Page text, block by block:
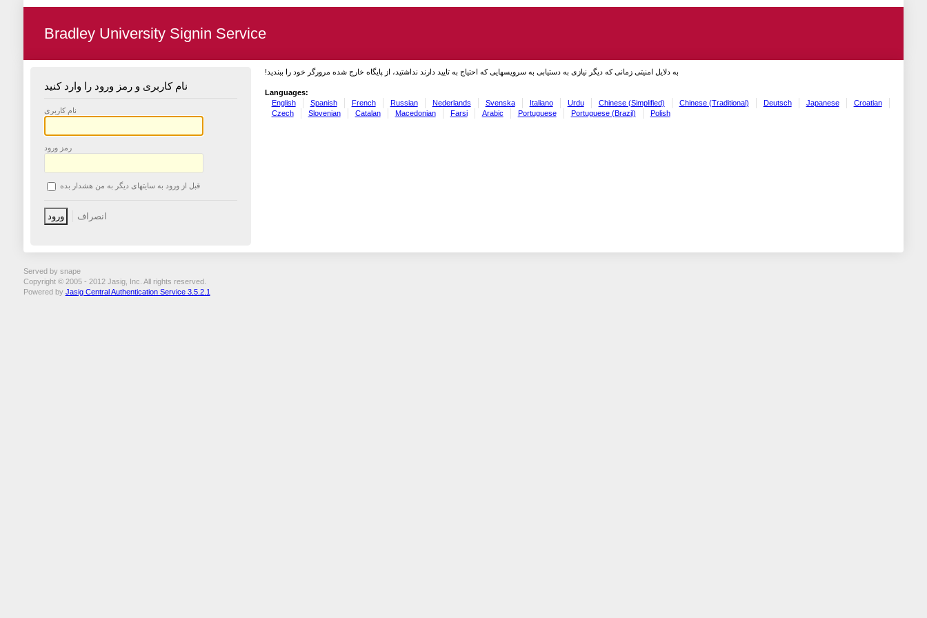
Bradley University Signin Service
نام کاربری و رمز ورود را وارد کنید
نام کاربری
رمز ورود
قبل از ورود به سایتهای دیگر به من هشدار بده
به دلایل امنیتی زمانی که دیگر نیازی به دستیابی به سرویسهایی که احتیاج به تایید دارند نداشتید، از پایگاه خارج شده مرورگر خود را ببندید!
Languages:
English
Spanish French Russian Nederlands Svenska Italiano Urdu Chinese (Simplified) Chinese (Traditional) Deutsch Japanese
Croatian
Czech
Slovenian Catalan Macedonian Farsi Arabic Portuguese Portuguese (Brazil) Polish
Served by snape
Copyright © 2005 - 2012 Jasig, Inc. All rights reserved.
Powered by Jasig Central Authentication Service 3.5.2.1